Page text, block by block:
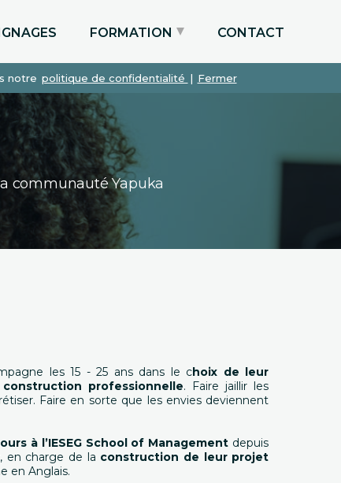
notre politique de confidentialité | Fermer
FORMATION
Particuliers via le CPF
Etudiants
Entreprises
CONTACT
communauté Yapuka
les 15 - 25 ans dans le choix de leur
professionnelle. Faire jaillir les
Faire en sorte que les envies deviennent
à l’IESEG School of Management depuis
, en charge de la construction de leur projet
en Anglais.